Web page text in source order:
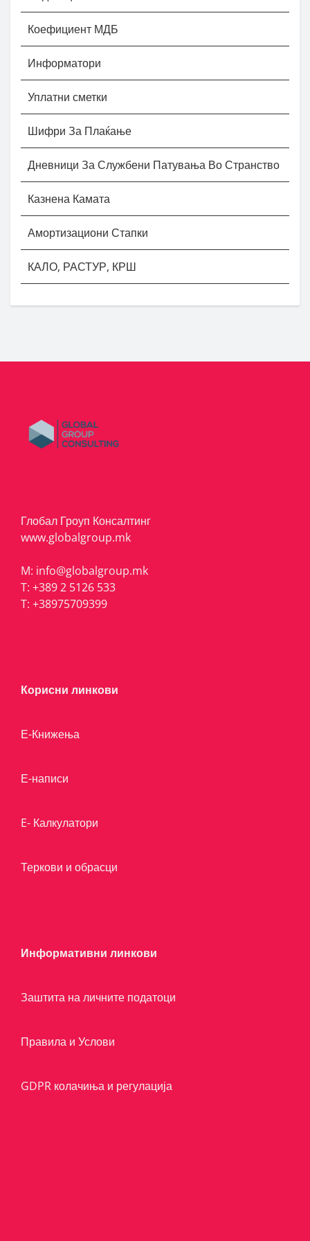
Коефициент МДБ
Информатори
Уплатни сметки
Шифри За Плаќање
Дневници За Службени Патувања Во Странство
Казнена Камата
Амортизациони Стапки
КАЛО, РАСТУР, КРШ
Глобал Гроуп Консалтинг
www.globalgroup.mk
M: info@globalgroup.mk
T: +389 2 5126 533
T: +38975709399
Корисни линкови
Е-Книжења
Е-написи
E- Калкулатори
Теркови и обрасци
Информативни линкови
Заштита на личните податоци
Правила и Услови
GDPR колачиња и регулација